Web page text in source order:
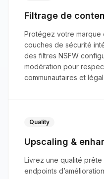
Filtrage de
Protégez votre marque
couches de sécurité
des filtres NSFW
modération pour
communautaires et
Quality
Upscaling &
Livrez une qualité prête
endpoints